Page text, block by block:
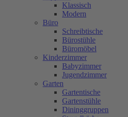
Klassisch
Modern
Büro
Schreibtische
Bürostühle
Büromöbel
Kinderzimmer
Babyzimmer
Jugendzimmer
Garten
Gartentische
Gartenstühle
Dininggruppen